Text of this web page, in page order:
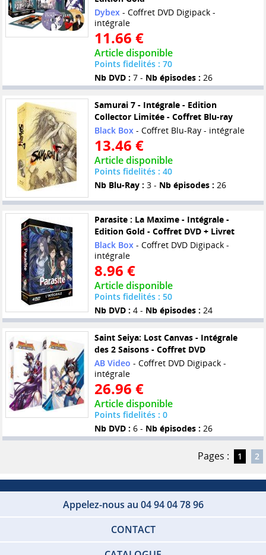
Dybex- Coffret DVD Digipack -
intégrale
11.66 €
Article disponible
Points fidelités : 70
Nb DVD : 7 - Nb épisodes : 26
Samurai 7 - Intégrale - Edition
Collector Limitée - Coffret Blu-ray
Black Box- Coffret Blu-Ray - intégrale
13.46 €
Article disponible
Points fidelités : 40
Nb Blu-Ray : 3 - Nb épisodes : 26
Parasite : La Maxime - Intégrale -
Edition Gold - Coffret DVD + Livret
Black Box- Coffret DVD Digipack -
intégrale
8.96 €
Article disponible
Points fidelités : 50
Nb DVD : 4 - Nb épisodes : 24
Saint Seiya: Lost Canvas - Intégrale
des 2 Saisons - Coffret DVD
AB Video - Coffret DVD Digipack -
intégrale
26.96 €
Article disponible
Points fidelités : 0
Nb DVD : 6 - Nb épisodes : 26
Pages : 1 2
Appelez-nous au 04 94 04 78 96
CONTACT